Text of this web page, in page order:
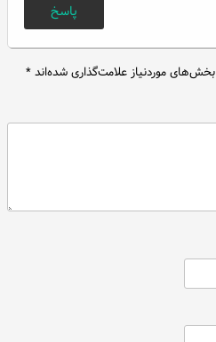
پاسخ
بخش‌های موردنیاز علامت‌گذاری شده‌اند*